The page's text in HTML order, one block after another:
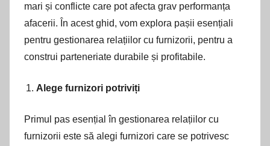
mari și conflicte care pot afecta grav performanța
afacerii. În acest ghid, vom explora pașii esențiali
pentru gestionarea relațiilor cu furnizorii, pentru a
construi parteneriate durabile și profitabile.
Alege furnizori potriviți
Primul pas esențial în gestionarea relațiilor cu
furnizorii este să alegi furnizori care se potrivesc